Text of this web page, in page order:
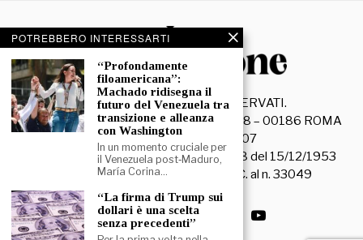
© 2026- TUTTI I DIRITTI RISERVATI.
La Discussione S.r.l. – Piazza Capranica, 78 – 00186 ROMA
C.F. e P. IVA 15045971007
Registrazione Tribunale di Roma n. 3628 del 15/12/1953
La società editrice è iscritta al R.O.C. al n. 33049
POTREBBERO INTERESSARTI
“Profondamente
filoamericana”:
Machado ridisegna il
futuro del Venezuela tra
transizione e alleanza
con Washington
In un momento cruciale per
il Venezuela post‑Maduro,
María Corina…
“La firma di Trump sui
dollari è una scelta
senza precedenti”